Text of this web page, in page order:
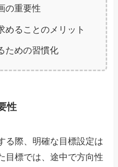
の重要性
めることのメリット
ための習慣化
性
る際、明確な目標設定は
目標では、途中で方向性